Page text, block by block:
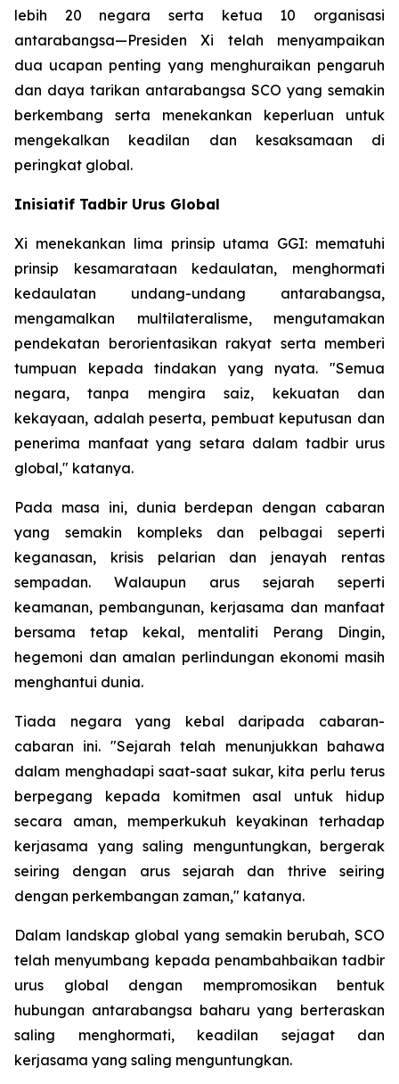
lebih 20 negara serta ketua 10 organisasi
antarabangsa—Presiden Xi telah menyampaikan
dua ucapan penting yang menghuraikan pengaruh
dan daya tarikan antarabangsa SCO yang semakin
berkembang serta menekankan keperluan untuk
mengekalkan keadilan dan kesaksamaan di
peringkat global.
Inisiatif Tadbir Urus Global
Xi menekankan lima prinsip utama GGI: mematuhi
prinsip kesamarataan kedaulatan, menghormati
kedaulatan undang-undang antarabangsa,
mengamalkan multilateralisme, mengutamakan
pendekatan berorientasikan rakyat serta memberi
tumpuan kepada tindakan yang nyata. "Semua
negara, tanpa mengira saiz, kekuatan dan
kekayaan, adalah peserta, pembuat keputusan dan
penerima manfaat yang setara dalam tadbir urus
global," katanya.
Pada masa ini, dunia berdepan dengan cabaran
yang semakin kompleks dan pelbagai seperti
keganasan, krisis pelarian dan jenayah rentas
sempadan. Walaupun arus sejarah seperti
keamanan, pembangunan, kerjasama dan manfaat
bersama tetap kekal, mentaliti Perang Dingin,
hegemoni dan amalan perlindungan ekonomi masih
menghantui dunia.
Tiada negara yang kebal daripada cabaran-
cabaran ini. "Sejarah telah menunjukkan bahawa
dalam menghadapi saat-saat sukar, kita perlu terus
berpegang kepada komitmen asal untuk hidup
secara aman, memperkukuh keyakinan terhadap
kerjasama yang saling menguntungkan, bergerak
seiring dengan arus sejarah dan thrive seiring
dengan perkembangan zaman," katanya.
Dalam landskap global yang semakin berubah, SCO
telah menyumbang kepada penambahbaikan tadbir
urus global dengan mempromosikan bentuk
hubungan antarabangsa baharu yang berteraskan
saling menghormati, keadilan sejagat dan
kerjasama yang saling menguntungkan.